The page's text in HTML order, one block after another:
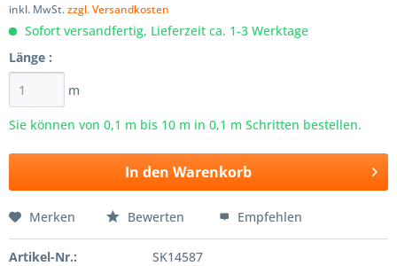
inkl. MwSt.zzgl. Versandkosten
Sofort versandfertig, Lieferzeit ca. 1-3 Werktage
Länge :
m
Sie können von 0,1 m bis 10 m in 0,1 m Schritten bestellen.
In den Warenkorb
Merken Bewerten Empfehlen
Artikel-Nr.: SK14587